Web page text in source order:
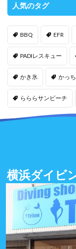
人気のタグ
BBQ EFR
PADIレスキュー
かき氷 かっ
らららサンビーチ
横浜ダイビ